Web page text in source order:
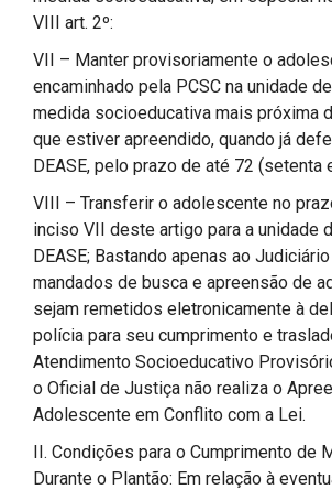
VIII art. 2º:
VII – Manter provisoriamente o
encaminhado pela PCSC na unidade
medida socioeducativa mais próxima
que estiver apreendido, quando já
DEASE, pelo prazo de até 72 (setenta
VIII – Transferir o adolescente no
inciso VII deste artigo para a unidade
DEASE; Bastando apenas ao
mandados de busca e apreensão de
sejam remetidos eletronicamente à
polícia para seu cumprimento e
Atendimento Socioeducativo
o Oficial de Justiça não realiza o
Adolescente em Conflito com a Lei.
II. Condições para o Cumprimento de
Durante o Plantão: Em relação à